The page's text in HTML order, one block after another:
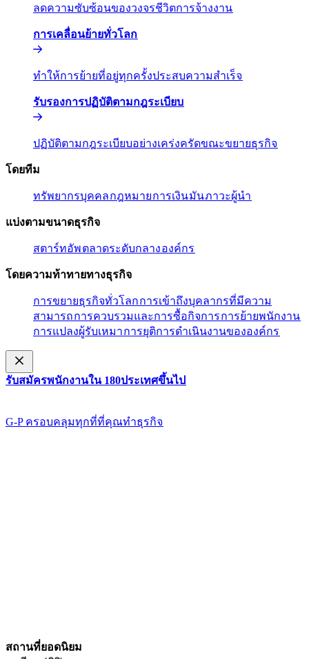
ลดความซับซ้อนของวงจรชีวิตการจ้างงาน​​
การเคลื่อนย้ายทั่วโลก​​
ทำให้การย้ายที่อยู่ทุกครั้งประสบความสำเร็จ​​
รับรองการปฏิบัติตามกฎระเบียบ​​
ปฏิบัติตามกฎระเบียบอย่างเคร่งครัดขณะขยายธุรกิจ​​
โดยทีม​​
ทรัพยากรบุคคล​​กฎหมาย​​การเงิน​​มัน​​ภาวะผู้นํา​​
แบ่งตามขนาดธุรกิจ​​
สตาร์ทอัพ​​ตลาดระดับกลาง​​องค์กร​​
โดยความท้าทายทางธุรกิจ​​
การขยายธุรกิจทั่วโลก​​การเข้าถึงบุคลากรที่มีความ
สามารถ​​การควบรวมและการซื้อกิจการ​​การย้ายพนักงาน​​
การแปลงผู้รับเหมา​​การยุติการดำเนินงานขององค์กร​​
รับสมัครพนักงานใน 180ประเทศขึ้นไป​​
G-P ครอบคลุมทุกที่ที่คุณทําธุรกิจ​​
สถานที่ยอดนิยม​​